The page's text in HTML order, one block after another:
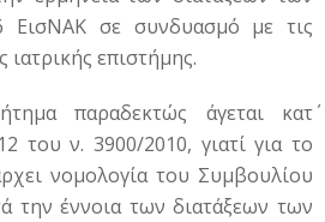
ΕισΝΑΚ σε συνδυασμό με τις
ιατρικής επιστήμης.
παραδεκτώς άγεται κατ΄
του ν. 3900/2010, γιατί για το
νομολογία του Συμβουλίου
την έννοια των διατάξεων των